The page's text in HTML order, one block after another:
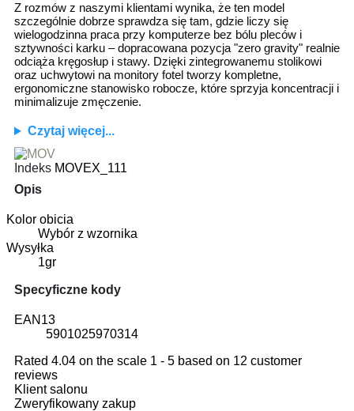
Z rozmów z naszymi klientami wynika, że ten model
szczególnie dobrze sprawdza się tam, gdzie liczy się
wielogodzinna praca przy komputerze bez bólu pleców i
sztywności karku – dopracowana pozycja "zero gravity" realnie
odciąża kręgosłup i stawy. Dzięki zintegrowanemu stolikowi
oraz uchwytowi na monitory fotel tworzy kompletne,
ergonomiczne stanowisko robocze, które sprzyja koncentracji i
minimalizuje zmęczenie.
Czytaj więcej...
Indeks MOVEX_111
Opis
Kolor obicia
Wybór z wzornika
Wysyłka
1gr
Specyficzne kody
EAN13
5901025970314
Rated 4.04 on the scale 1 - 5 based on 12 customer
reviews
Klient salonu
Zweryfikowany zakup